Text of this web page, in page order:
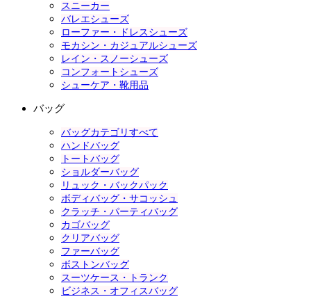
スニーカー
バレエシューズ
ローファー・ドレスシューズ
モカシン・カジュアルシューズ
レイン・スノーシューズ
コンフォートシューズ
シューケア・靴用品
バッグ
バッグカテゴリすべて
ハンドバッグ
トートバッグ
ショルダーバッグ
リュック・バックパック
ボディバッグ・サコッシュ
クラッチ・パーティバッグ
カゴバッグ
クリアバッグ
ファーバッグ
ボストンバッグ
スーツケース・トランク
ビジネス・オフィスバッグ